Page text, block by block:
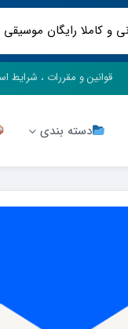
قوانین و مقررات ، شرایط
دسته بندی